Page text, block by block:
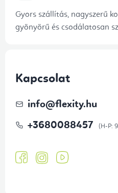
Gyors szállítás, nagyszerű
gyönyörű és csodálatosan
Kapcsolat
info@flexity.hu
+3680088457